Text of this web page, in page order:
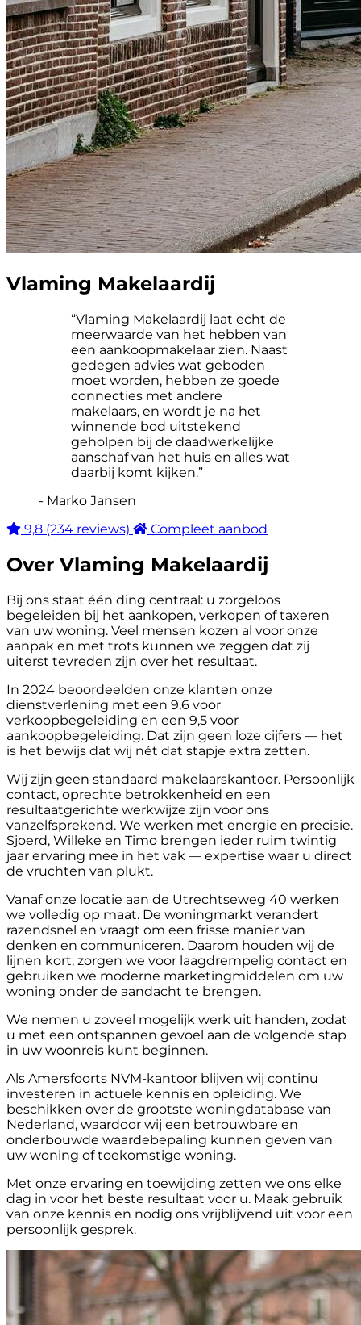
Vlaming Makelaardij
“Vlaming Makelaardij laat echt de
meerwaarde van het hebben van
een aankoopmakelaar zien. Naast
gedegen advies wat geboden
moet worden, hebben ze goede
connecties met andere
makelaars, en wordt je na het
winnende bod uitstekend
geholpen bij de daadwerkelijke
aanschaf van het huis en alles wat
daarbij komt kijken.”
- Marko Jansen
9,8 (234 reviews) Compleet aanbod
Over Vlaming Makelaardij
Bij ons staat één ding centraal: u zorgeloos
begeleiden bij het aankopen, verkopen of taxeren
van uw woning. Veel mensen kozen al voor onze
aanpak en met trots kunnen we zeggen dat zij
uiterst tevreden zijn over het resultaat.
In 2024 beoordeelden onze klanten onze
dienstverlening met een 9,6 voor
verkoopbegeleiding en een 9,5 voor
aankoopbegeleiding. Dat zijn geen loze cijfers — het
is het bewijs dat wij nét dat stapje extra zetten.
Wij zijn geen standaard makelaarskantoor. Persoonlijk
contact, oprechte betrokkenheid en een
resultaatgerichte werkwijze zijn voor ons
vanzelfsprekend. We werken met energie en precisie.
Sjoerd, Willeke en Timo brengen ieder ruim twintig
jaar ervaring mee in het vak — expertise waar u direct
de vruchten van plukt.
Vanaf onze locatie aan de Utrechtseweg 40 werken
we volledig op maat. De woningmarkt verandert
razendsnel en vraagt om een frisse manier van
denken en communiceren. Daarom houden wij de
lijnen kort, zorgen we voor laagdrempelig contact en
gebruiken we moderne marketingmiddelen om uw
woning onder de aandacht te brengen.
We nemen u zoveel mogelijk werk uit handen, zodat
u met een ontspannen gevoel aan de volgende stap
in uw woonreis kunt beginnen.
Als Amersfoorts NVM-kantoor blijven wij continu
investeren in actuele kennis en opleiding. We
beschikken over de grootste woningdatabase van
Nederland, waardoor wij een betrouwbare en
onderbouwde waardebepaling kunnen geven van
uw woning of toekomstige woning.
Met onze ervaring en toewijding zetten we ons elke
dag in voor het beste resultaat voor u. Maak gebruik
van onze kennis en nodig ons vrijblijvend uit voor een
persoonlijk gesprek.